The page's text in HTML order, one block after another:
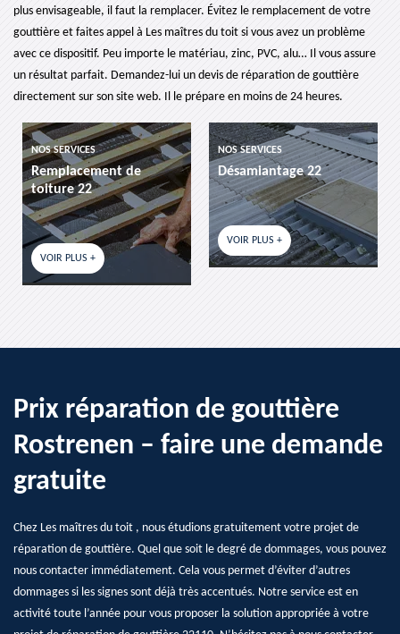
plus envisageable, il faut la remplacer. Évitez le remplacement de votre
gouttière et faites appel à Les maîtres du toit si vous avez un problème
avec ce dispositif. Peu importe le matériau, zinc, PVC, alu… Il vous assure
un résultat parfait. Demandez-lui un devis de réparation de gouttière
directement sur son site web. Il le prépare en moins de 24 heures.
NOS SERVICES
Remplacement de
toiture 22
VOIR PLUS +
NOS SERVICES
Désamiantage 22
VOIR PLUS +
NOS
Prix réparation de gouttière
Rostrenen – faire une demande
gratuite
Chez Les maîtres du toit , nous étudions gratuitement votre projet de
réparation de gouttière. Quel que soit le degré de dommages, vous pouvez
nous contacter immédiatement. Cela vous permet d’éviter d’autres
dommages si les signes sont déjà très accentués. Notre service est en
activité toute l’année pour vous proposer la solution appropriée à votre